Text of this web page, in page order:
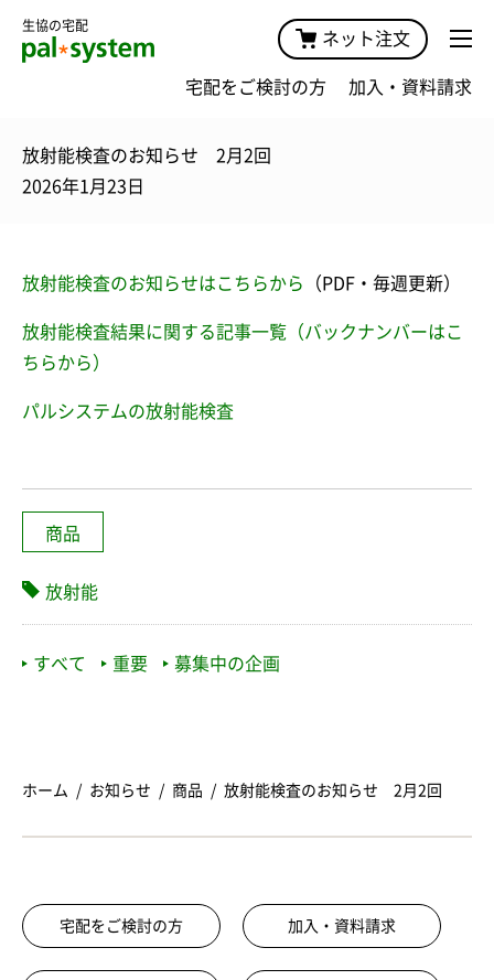
生協の宅配
ネット注文
宅配をご検討の方 加入・資料請求
放射能検査のお知らせ 2月2回
2026年1月23日
放射能検査のお知らせはこちらから （PDF・毎週更新）
放射能検査結果に関する記事一覧（バックナンバーはこ
ちらから）
パルシステムの放射能検査
商品
放射能
すべて 重要 募集中の企画
ホーム お知らせ 商品 放射能検査のお知らせ 2月2回
宅配をご検討の方 加入・資料請求